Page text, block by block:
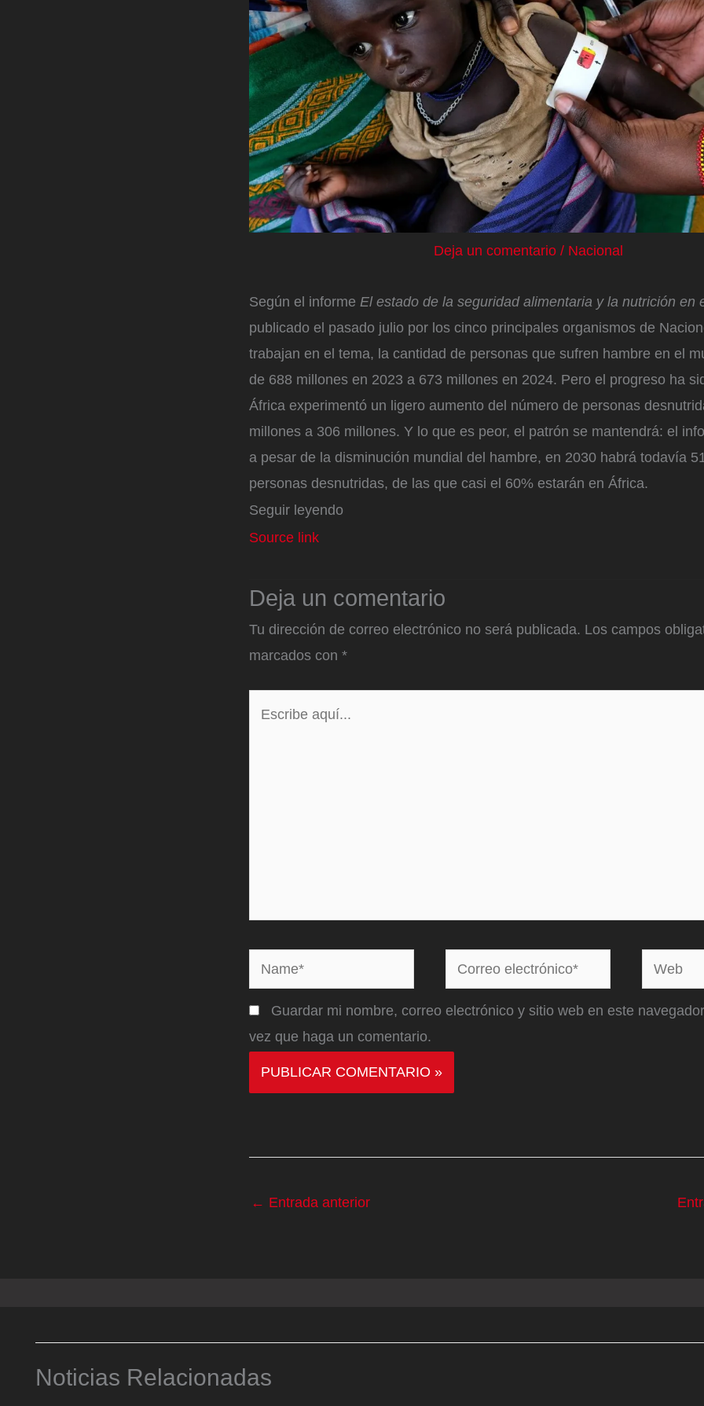
Deja un comentario / Nacional
Según el informe El estado de la seguridad alimentaria y la nutrición en
publicado el pasado julio por los cinco principales organismos de
trabajan en el tema, la cantidad de personas que sufren hambre en el
de 688 millones en 2023 a 673 millones en 2024. Pero el progreso ha
África experimentó un ligero aumento del número de personas
millones a 306 millones. Y lo que es peor, el patrón se mantendrá: el
a pesar de la disminución mundial del hambre, en 2030 habrá todavía
personas desnutridas, de las que casi el 60% estarán en África.
Seguir leyendo
Source link
Deja un comentario
Tu dirección de correo electrónico no será publicada. Los campos
marcados con *
Name*
Correo
electrónico*
Web
Guardar mi nombre, correo electrónico y sitio web en este
vez que haga un comentario.
← Entrada anterior
Noticias Relacionadas